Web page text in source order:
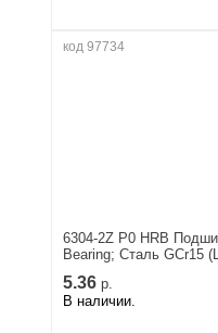
код 97734
6304-2Z P0 HRB
Bearing; Сталь GCr15
5.36р.
В наличии.